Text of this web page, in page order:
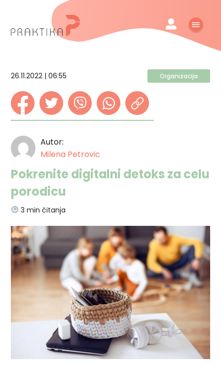
26.11.2022 | 06:55 Organizacija
Autor:
Milena Petrovic
Pokrenite digitalni detoks za celu
porodicu
3 min čitanja